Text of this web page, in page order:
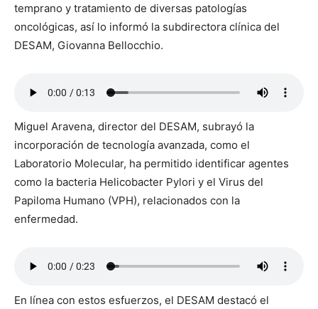
temprano y tratamiento de diversas patologías
oncológicas, así lo informó la subdirectora clínica del
DESAM, Giovanna Bellocchio.
Miguel Aravena, director del DESAM, subrayó la
incorporación de tecnología avanzada, como el
Laboratorio Molecular, ha permitido identificar agentes
como la bacteria Helicobacter Pylori y el Virus del
Papiloma Humano (VPH), relacionados con la
enfermedad.
En línea con estos esfuerzos, el DESAM destacó el